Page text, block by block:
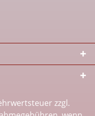
zzgl.